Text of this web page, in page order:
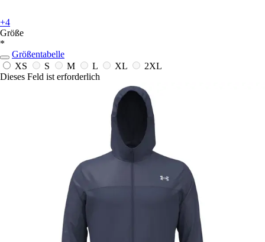
+4
Größe
*
Größentabelle
XS
S M L XL
2XL
Dieses Feld ist erforderlich